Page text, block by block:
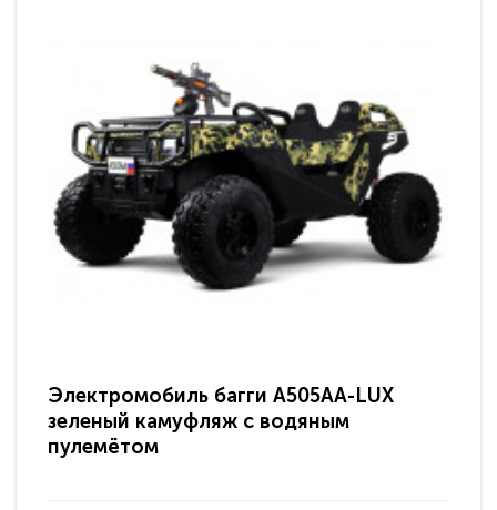
Электромобиль багги A505AA-LUX
зеленый камуфляж с водяным
пулемётом